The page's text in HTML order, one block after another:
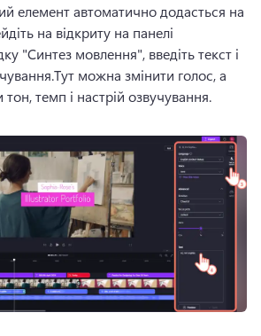
елемент автоматично додасться на
на відкриту на панелі
"Синтез мовлення", введіть текст і
Тут можна змінити голос, а
темп і настрій озвучування.